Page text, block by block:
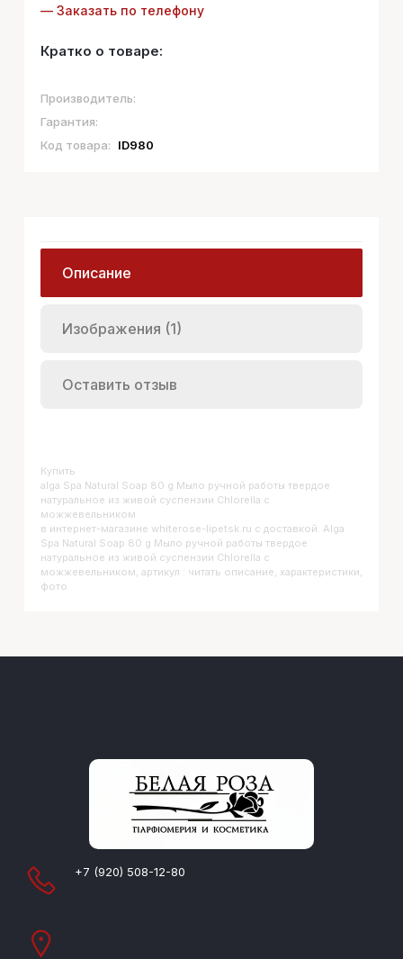
— Заказать по телефону
Кратко о товаре:
Производитель:
Гарантия:
Код товара:
ID980
Описание
Изображения (1)
Оставить отзыв
Купить
Alga Spa Natural Soap 80 g Мыло ручной работы твердое
натуральное из живой суспензии Chlorella с
можжевельником
в интернет-магазине whiterose-lipetsk.ru с доставкой. Alga
Spa Natural Soap 80 g Мыло ручной работы твердое
натуральное из живой суспензии Chlorella с
можжевельником, артикул : читать описание, характеристики,
фото
+7 (920) 508-12-80